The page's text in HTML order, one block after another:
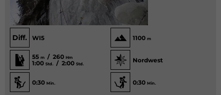
Diff. WI5 1100 m
55 m / 260 Hm
1:00 Std. / 2:00 Std.
Nordwest
0:30 Min. 0:30 Min.